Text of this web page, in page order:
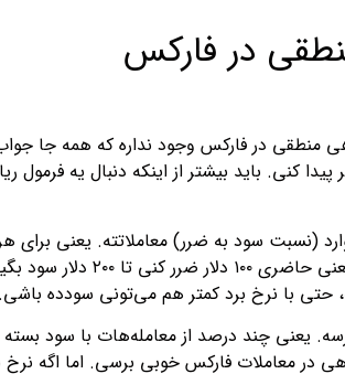
در فارکس
منطقی در فارکس وجود نداره که همه جا
کنی. باید بیشتر از اینکه دنبال یه
(نسبت سود به ضرر) معاملاتته. یعنی
بگیری. مثلاً اگه ریسک به
حتی با نرخ برد کمتر هم می‌تونی سودده باشی.